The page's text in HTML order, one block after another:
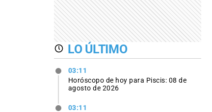
LO ÚLTIMO
03:11
Horóscopo de hoy para Piscis: 08 de
agosto de 2026
03:11